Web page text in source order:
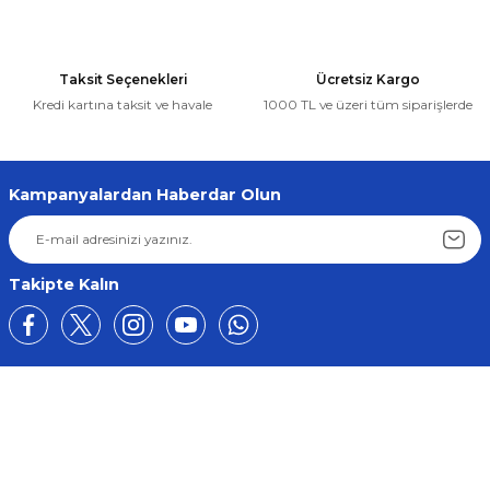
AUDİ-VOLKSWAGEN-SEAT-SKODA-MERCEDES-BMW KİLİT KLİPSİ
106,77 ₺
Sepete Ekle
Mercedes W164 W251 ML350 W211 Kasa Kilit Motoru ML, CLK, R ve B
Taksit Seçenekleri
Kredi kartına taksit ve havale
Ücretsiz Kargo
1000 TL ve üzeri tüm siparişlerde
Kampanyalardan Haberdar Olun
Takipte Kalın